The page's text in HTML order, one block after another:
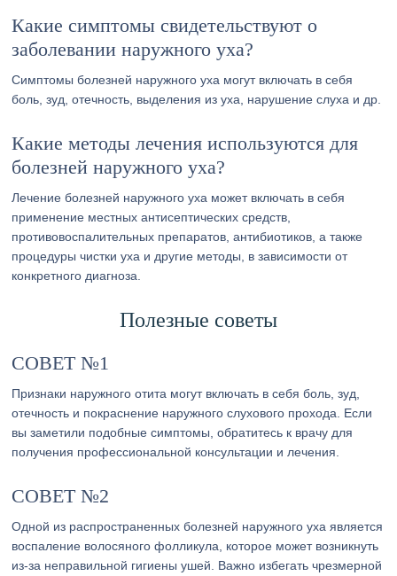
Какие симптомы свидетельствуют о
заболевании наружного уха?
Симптомы болезней наружного уха могут включать в себя
боль, зуд, отечность, выделения из уха, нарушение слуха и др.
Какие методы лечения используются для
болезней наружного уха?
Лечение болезней наружного уха может включать в себя
применение местных антисептических средств,
противовоспалительных препаратов, антибиотиков, а также
процедуры чистки уха и другие методы, в зависимости от
конкретного диагноза.
Полезные советы
СОВЕТ №1
Признаки наружного отита могут включать в себя боль, зуд,
отечность и покраснение наружного слухового прохода. Если
вы заметили подобные симптомы, обратитесь к врачу для
получения профессиональной консультации и лечения.
СОВЕТ №2
Одной из распространенных болезней наружного уха является
воспаление волосяного фолликула, которое может возникнуть
из-за неправильной гигиены ушей. Важно избегать чрезмерной